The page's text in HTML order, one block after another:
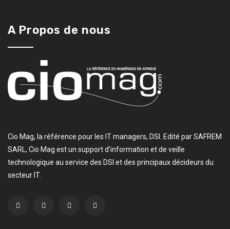
A Propos de nous
Cio Mag, la référence pour les IT managers, DSI. Edité par SAFREM
SARL, Cio Mag est un support d’information et de veille
technologique au service des DSI et des principaux décideurs du
secteur IT.